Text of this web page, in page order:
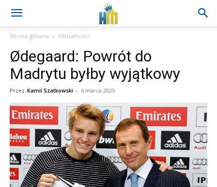
Strona główna Aktualności
Ødegaard: Powrót do
Madrytu byłby wyjątkowy
Przez Kamil Szatkowski - 6 marca 2025